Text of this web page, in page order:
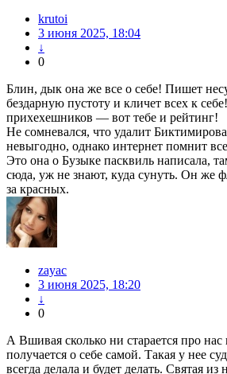
krutoi
3 июня 2025, 18:04
↓
0
Блин, дык она же все о себе! Пишет
бездарную пустоту и кличет всех к
прихехешников — вот тебе и рейтинг!
Не сомневался, что удалит
невыгодно, однако интернет помнит
Это она о Бузыке пасквиль написала,
сюда, уж не знают, куда сунуть. Он же
за красных.
zayac
3 июня 2025, 18:20
↓
0
А Вшивая сколько ни старается про нас
получается о себе самой. Такая у нее
всегда делала и будет делать. Святая из